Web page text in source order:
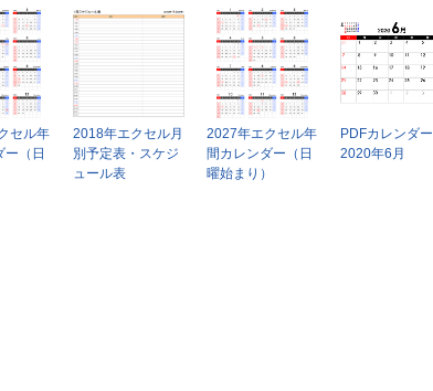
セル年
ー（日
2018年エクセル月
別予定表・スケジ
ュール表
2027年エクセル年
間カレンダー（日
曜始まり）
PDFカレンダー
2020年6月